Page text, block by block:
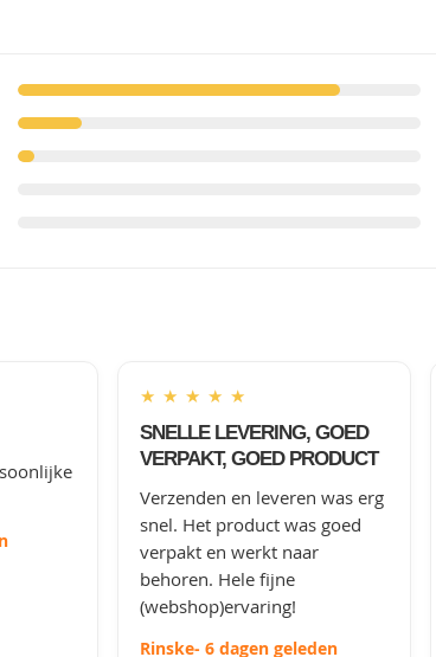
★ ★ ★ ★ ★
SNELLE LEVERING, GOED
VERPAKT, GOED PRODUCT
Verzenden en leveren was erg
snel. Het product was goed
verpakt en werkt naar
behoren. Hele fijne
(webshop)ervaring!
Rinske- 6 dagen geleden